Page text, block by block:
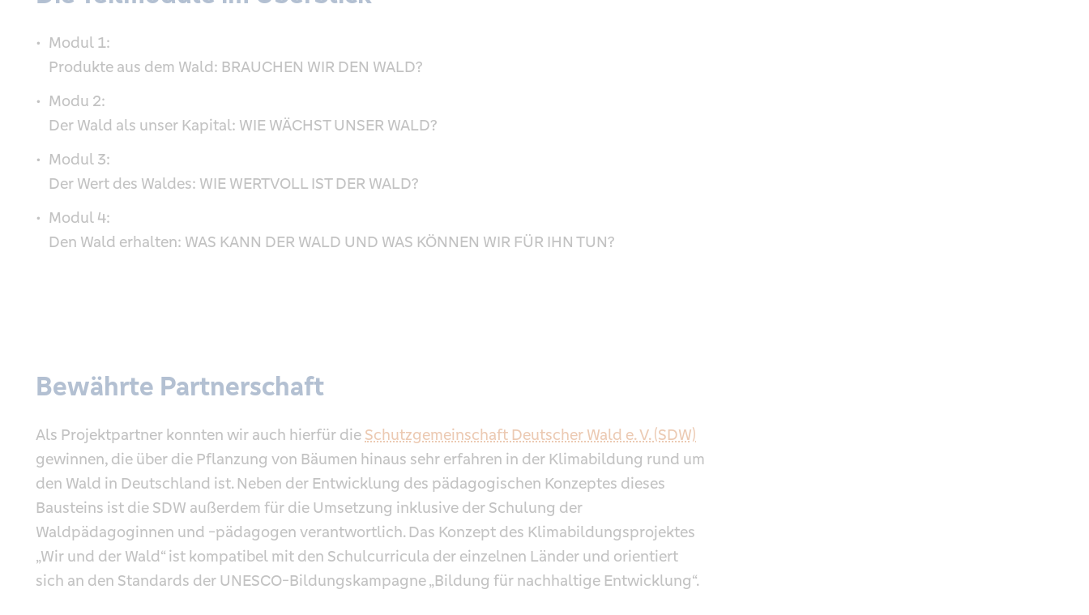
Modul 1:
Produkte aus dem Wald: BRAUCHEN WIR DEN WALD?
Modu 2:
Der Wald als unser Kapital: WIE WÄCHST UNSER WALD?
Modul 3:
Der Wert des Waldes: WIE WERTVOLL IST DER WALD?
Modul 4:
Den Wald erhalten: WAS KANN DER WALD UND WAS KÖNNEN WIR FÜR IHN TUN?
Bewährte Partnerschaft
Als Projektpartner konnten wir auch hierfür die Schutzgemeinschaft Deutscher Wald e. V. (SDW)
gewinnen, die über die Pflanzung von Bäumen hinaus sehr erfahren in der Klimabildung rund um
den Wald in Deutschland ist. Neben der Entwicklung des pädagogischen Konzeptes dieses
Bausteins ist die SDW außerdem für die Umsetzung inklusive der Schulung der
Waldpädagoginnen und -pädagogen verantwortlich. Das Konzept des Klimabildungsprojektes
„Wir und der Wald“ ist kompatibel mit den Schulcurricula der einzelnen Länder und orientiert
sich an den Standards der UNESCO-Bildungskampagne „Bildung für nachhaltige Entwicklung“.